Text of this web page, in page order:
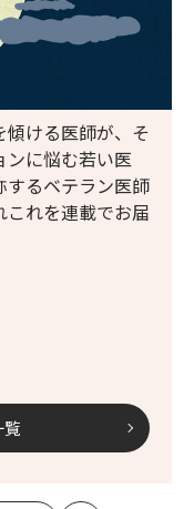
ける医師が、そ
ンに悩む若い医
するベテラン医師
れを連載でお届